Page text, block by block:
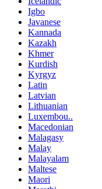
Igbo
Javanese
Kannada
Kazakh
Khmer
Kurdish
Kyrgyz
Latin
Latvian
Lithuanian
Luxembou..
Macedonian
Malagasy
Malay
Malayalam
Maltese
Maori